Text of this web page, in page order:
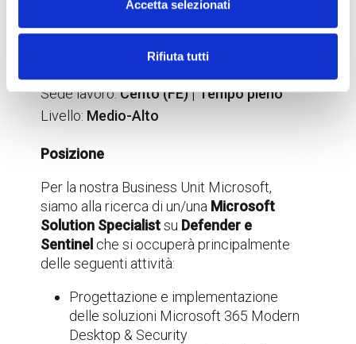
Accetta selezionati
Rifiuta tutti
MICROSOFT SECURITY
Sede lavoro:Cento (FE) | Tempo pieno
Livello: Medio-Alto
Posizione
Per la nostra Business Unit Microsoft,
siamo alla ricerca di un/una Microsoft
Solution Specialistsu Defender e
Sentinel che si occuperà principalmente
delle seguenti attività:
Progettazione e implementazione
delle soluzioni Microsoft 365 Modern
Desktop & Security